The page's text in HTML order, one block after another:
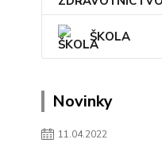
ŠKOLA
Novinky
11.04.2022